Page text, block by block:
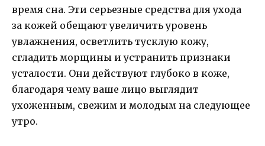
время сна. Эти серьезные средства для ухода
за кожей обещают увеличить уровень
увлажнения, осветлить тусклую кожу,
сгладить морщины и устранить признаки
усталости. Они действуют глубоко в коже,
благодаря чему ваше лицо выглядит
ухоженным, свежим и молодым на следующее
утро.